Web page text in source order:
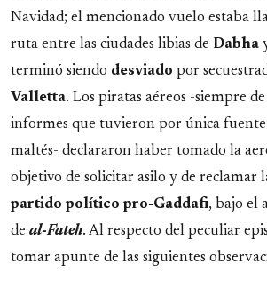
Navidad; el mencionado vuelo estaba
ruta entre las ciudades libias de Dabha
terminó siendo desviado por
Valletta. Los piratas aéreos -siempre
informes que tuvieron por única
maltés- declararon haber tomado la
objetivo de solicitar asilo y de reclamar
partido político pro-Gaddafi, bajo el
de al-Fateh. Al respecto del peculiar
tomar apunte de las siguientes